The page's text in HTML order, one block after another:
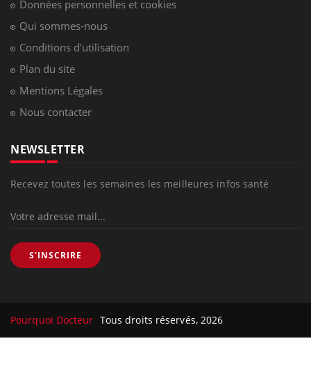
Données personnelles et cookies
Qui sommes-nous
Conditions d'utilisation
Plan du site
Mentions Légales
Nous contacter
NEWSLETTER
Recevez toutes les semaines les meilleures infos santé
S'INSCRIRE
Pourquoi Docteur Tous droits réservés, 2026